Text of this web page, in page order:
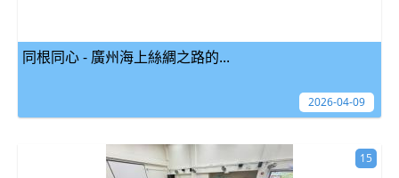
同根同心 - 廣州海上絲綢之路的...
2026-04-09
15